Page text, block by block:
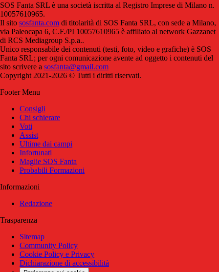
SOS Fanta SRL è una società iscritta al Registro Imprese di Milano n.
10057610965.
Il sito sosfanta.com di titolarità di SOS Fanta SRL, con sede a Milano,
via Paleocapa 6, C.F./PI 10057610965 è affiliato al network Gazzanet
di RCS Mediagroup S.p.a..
Unico responsabile dei contenuti (testi, foto, video e grafiche) è SOS
Fanta SRL; per ogni comunicazione avente ad oggetto i contenuti del
sito scrivere a sosfanta@gmail.com
Copyright 2021-2026 © Tutti i diritti riservati.
Footer Menu
Consigli
Chi schierare
Voti
Assist
Ultime dai campi
Infortunati
Maglie SOS Fanta
Probabili Formazioni
Informazioni
Redazione
Trasparenza
Sitemap
Community Policy
Cookie Policy e Privacy
Dichiarazione di accessibilità